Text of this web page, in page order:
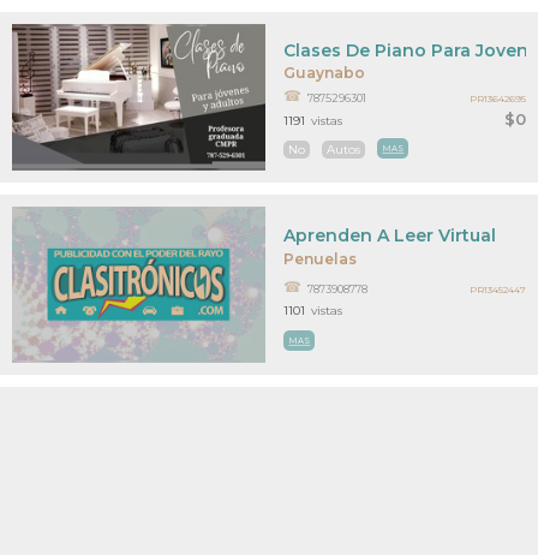
Guaynabo
$0
Clases De Piano Para
7875296301
No Autos MAS
1191 vistas
PR13642695
Penuelas
Aprenden A Leer Virtual
7873908778
MAS
1101 vistas
PR13452447